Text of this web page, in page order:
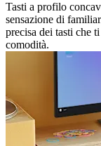
Tasti a profilo
sensazione di
precisa dei tasti che
comodità.